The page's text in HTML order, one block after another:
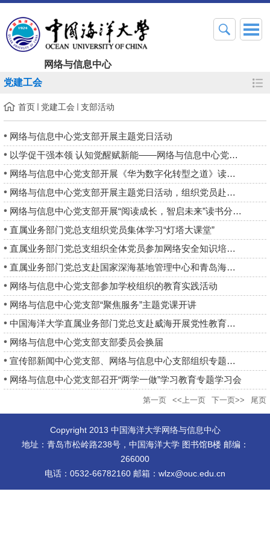
网络与信息中心
党建工会
首页 党建工会 支部活动
网络与信息中心党支部开展主题党日活动
以学促干强本领 认知觉醒赋新能——网络与信息中心党支部开展《认...
网络与信息中心党支部开展《华为数字化转型之道》读书分享会主题...
网络与信息中心党支部开展主题党日活动，组织党员赴国家虚拟现实...
网络与信息中心党支部开展“阅读成长，智启未来”读书分享会主题...
直属业务部门党总支组织党员集体学习“灯塔大课堂”
直属业务部门党总支组织全体党员参加网络安全知识培训会
直属业务部门党总支赴国家深海基地管理中心和青岛海洋科学与技术...
网络与信息中心党支部参加学校组织的教育实践活动
网络与信息中心党支部“聚焦服务”主题党课开讲
中国海洋大学直属业务部门党总支赴威海开展党性教育学习
网络与信息中心党支部支部委员会换届
宣传部新闻中心党支部、网络与信息中心支部组织专题学习：浅谈中...
网络与信息中心党支部召开“两学一做”学习教育专题学习会
第一页 <<上一页 下一页>> 尾页
Copyright 2013 中国海洋大学网络与信息中心
地址：青岛市松岭路238号，中国海洋大学 图书馆B楼 邮编：
266000
电话：0532-66782160 邮箱：wlzx@ouc.edu.cn